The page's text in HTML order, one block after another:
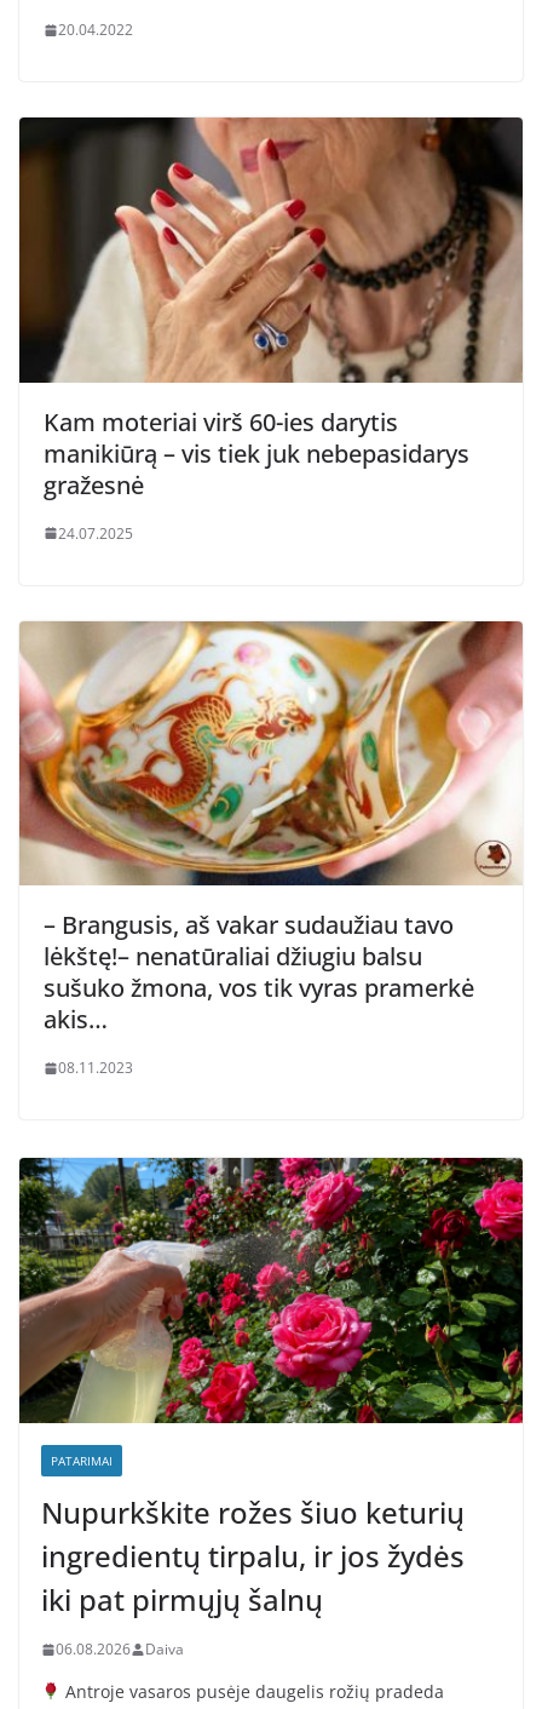
20.04.2022
Kam moteriai virš 60-ies darytis
manikiūrą – vis tiek juk nebepasidarys
gražesnė
24.07.2025
– Brangusis, aš vakar sudaužiau tavo
lėkštę!– nenatūraliai džiugiu balsu
sušuko žmona, vos tik vyras pramerkė
akis…
08.11.2023
PATARIMAI
Nupurkškite rožes šiuo keturių
ingredientų tirpalu, ir jos žydės
iki pat pirmųjų šalnų
06.08.2026 Daiva
Antroje vasaros pusėje daugelis rožių pradeda